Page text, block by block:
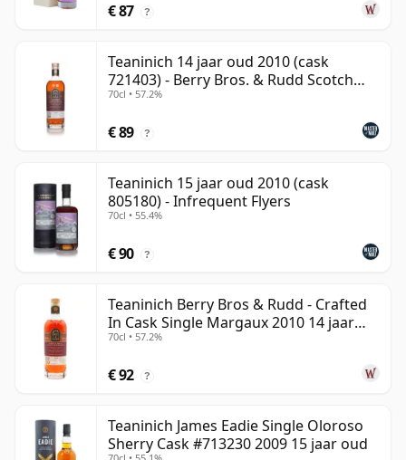
€ 87 ?
Teaninich 14 jaar oud 2010 (cask
721403) - Berry Bros. & Rudd Scotch
Whisky
70cl • 57.2%
€ 89 ?
Teaninich 15 jaar oud 2010 (cask
805180) - Infrequent Flyers
70cl • 55.4%
€ 90 ?
Teaninich Berry Bros & Rudd - Crafted
In Cask Single Margaux 2010 14 jaar
oud
70cl • 57.2%
€ 92 ?
Teaninich James Eadie Single Oloroso
Sherry Cask #713230 2009 15 jaar oud